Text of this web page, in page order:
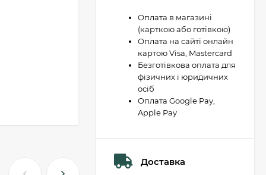
Оплата в магазині
(карткою або готівкою)
Оплата на сайті онлайн
картою Visa, Mastercard
Безготівкова оплата для
фізичних і юридичних
осіб
Оплата Google Pay,
Apple Pay
Доставка